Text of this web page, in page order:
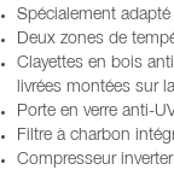
Spécialement
Deux zones de
Clayettes en bois
livrées montées sur
Porte en verre anti-
Filtre à charbon
Compresseur inverter